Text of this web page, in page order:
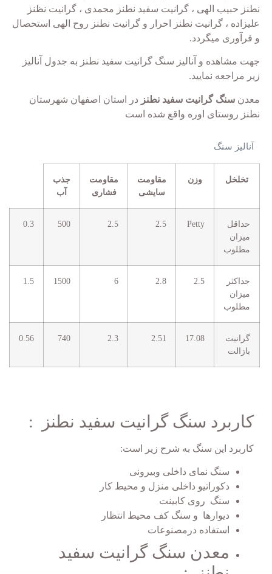
نطنز حبیب الهی ، گرانیت سفید نطنز محمدی ، گرانیت نظنز
علیزاده ، گرانیت نطنز احرار و گرانیت نطنز روح الهی استحصال
و فرآوری میگردد.
جهت مشاهده و آنالیز سنگ گرانیت سفید نطنز به جدول آنالیز
زیر مراجعه نمایید.
معدن سنگ گرانیت سفید نطنز در استان اصفهان شهرستان
نطنز روستای اوره واقع شده است
آنالیز سنگ
تخلخل وزن
مقاومت
سایشی
مقاومت
فشاری
جذب
آب
حداقل
میزان
مطلوب
Petty
2.5
2.5
500
0.3
حداکثر
میزان
مطلوب
2.5
2.8
6
1500
1.5
گرانیت
بازالت
17.08
2.51
2.3
740
0.56
کاربرد سنگ گرانیت سفید نطنز :
کاربرد این سنگ به شرح زیر است:
سنگ نمای داخلی وبیرونی
دکوراتیو داخلی منزل و محیط کار
سنگ روی کابینت
دیوارها و سنگ کف محیط انتظار
استفاده درمصنوعات
معدن سنگ گرانیت سفید